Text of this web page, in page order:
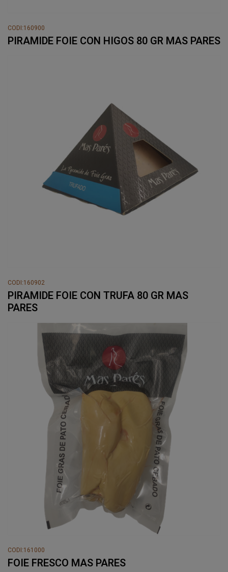
CODI:160900
PIRAMIDE FOIE CON HIGOS 80 GR MAS PARES
CODI:160902
PIRAMIDE FOIE CON TRUFA 80 GR MAS
PARES
CODI:161000
FOIE FRESCO MAS PARES